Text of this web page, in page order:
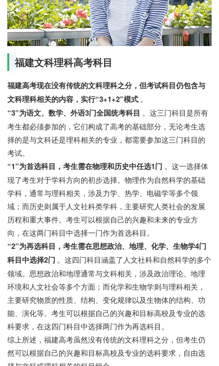
福建文科理科高考科目
福建高考现在没有传统的文科理科之分，但考试科目仍包含与
文科理科相关的内容，实行“3+1+2”模式 。
“3”为语文、数学、外语3门全国统考科目 。这三门科目是所有
考生都必须参加的，它们构成了高考的基础部分，无论考生选
择的是与文科还是理科相关的专业，都需要参加这三门科目的
考试。
“1”为首选科目，考生需在物理和历史中任选1门 。这一选择体
现了考生对于学科方向的初步选择。物理作为自然科学的基础
学科，通常与理科相关，涉及力学、热学、电磁学等多个领
域；而历史则属于人文社科类学科，主要研究人类社会的发展
历程和重大事件。考生可以根据自己的兴趣和未来的专业方
向，在这两门科目中选择一门作为首选科目。
“2”为再选科目，考生需在思想政治、地理、化学、生物学4门
科目中选择2门 。这四门科目涵盖了人文社科和自然科学的多个
领域。思想政治和地理通常与文科相关，涉及政治理论、地理
环境和人文社会等多个方面；而化学和生物学则与理科相关，
主要研究物质的性质、结构、变化规律以及生物体的结构、功
能、演化等。考生可以根据自己的兴趣和目标高校及专业的选
科要求，在这四门科目中选择两门作为再选科目。
综上所述，福建高考虽然没有传统的文科理科之分，但考生仍
然可以根据自己的兴趣和目标高校及专业的选科要求，自由选